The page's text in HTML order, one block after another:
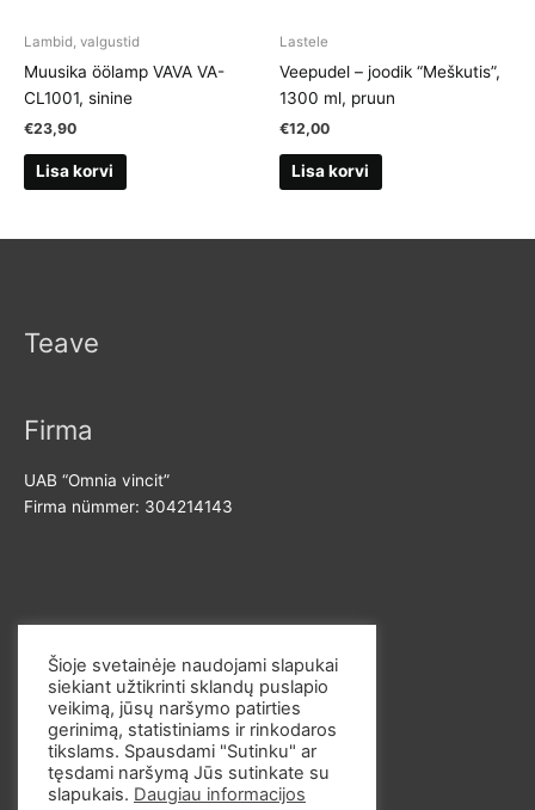
Lambid, valgustid
Muusika öölamp VAVA VA-
CL1001, sinine
€23,90
Lisa korvi
Lastele
Veepudel – joodik “Meškutis”,
1300 ml, pruun
€12,00
Lisa korvi
Teave
Firma
UAB “Omnia vincit”
Firma nümmer: 304214143
E-post: info@omvi.lt
Telefoninumber: +37062033145
Šioje svetainėje naudojami slapukai
siekiant užtikrinti sklandų puslapio
veikimą, jūsų naršymo patirties
gerinimą, statistiniams ir rinkodaros
tikslams. Spausdami "Sutinku" ar
tęsdami naršymą Jūs sutinkate su
slapukais. Daugiau informacijos